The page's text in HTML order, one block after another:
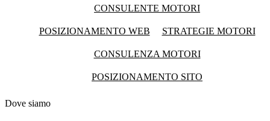
CONSULENTE MOTORI
POSIZIONAMENTO WEB STRATEGIE MOTORI
CONSULENZA MOTORI
POSIZIONAMENTO SITO
Dove siamo